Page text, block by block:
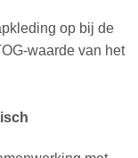
op bij de
waarde van het